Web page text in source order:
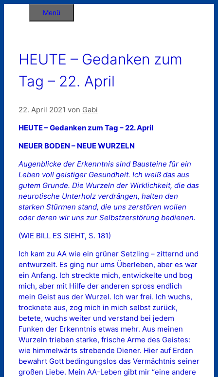
Menü
HEUTE – Gedanken zum
Tag – 22. April
22. April 2021 von Gabi
HEUTE – Gedanken zum Tag – 22. April
NEUER BODEN – NEUE WURZELN
Augenblicke der Erkenntnis sind Bausteine für ein
Leben voll geistiger Gesundheit. Ich weiß das aus
gutem Grunde. Die Wurzeln der Wirklichkeit, die das
neurotische Unterholz verdrängen, halten den
starken Stürmen stand, die uns zerstören wollen
oder deren wir uns zur Selbstzerstörung bedienen.
(WIE BILL ES SIEHT, S. 181)
Ich kam zu AA wie ein grüner Setzling – zitternd und
entwurzelt. Es ging nur ums Überleben, aber es war
ein Anfang. Ich streckte mich, entwickelte und bog
mich, aber mit Hilfe der anderen spross endlich
mein Geist aus der Wurzel. Ich war frei. Ich wuchs,
trocknete aus, zog mich in mich selbst zurück,
betete, wuchs weiter und verstand bei jedem
Funken der Erkenntnis etwas mehr. Aus meinen
Wurzeln trieben starke, frische Arme des Geistes:
wie himmelwärts strebende Diener. Hier auf Erden
bewahrt Gott bedingungslos das Vermächtnis seiner
großen Liebe. Mein AA-Leben gibt mir “eine andere